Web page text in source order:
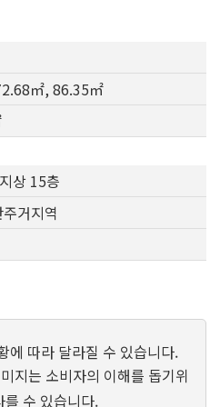
㎡, 86.35㎡
상 15층
반주거지역
따라 달라질 수 있습니다.
지는 소비자의 이해를 돕기위
수 있습니다.